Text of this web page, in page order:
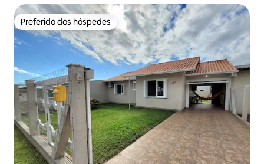
Preferido dos hóspedes
Preferido dos hóspedes